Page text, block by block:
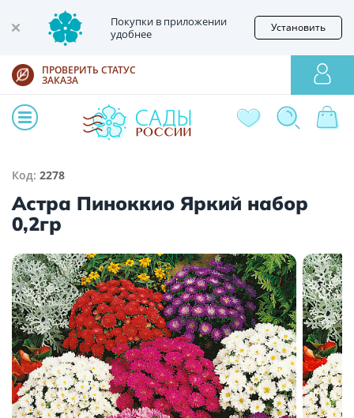
Покупки в приложении
удобнее
Установить
ПРОВЕРИТЬ СТАТУС
ЗАКАЗА
Код: 2278
Астра Пиноккио Яркий набор
0,2гр